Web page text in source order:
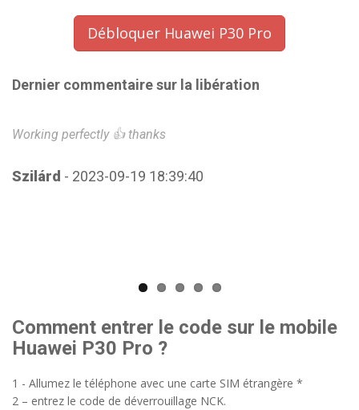
Débloquer Huawei P30 Pro
Dernier commentaire sur la libération
Working perfectly 👍 thanks
Szilárd - 2023-09-19 18:39:40
Comment entrer le code sur le mobile
Huawei P30 Pro ?
1 - Allumez le téléphone avec une carte SIM étrangère *
2 – entrez le code de déverrouillage NCK.